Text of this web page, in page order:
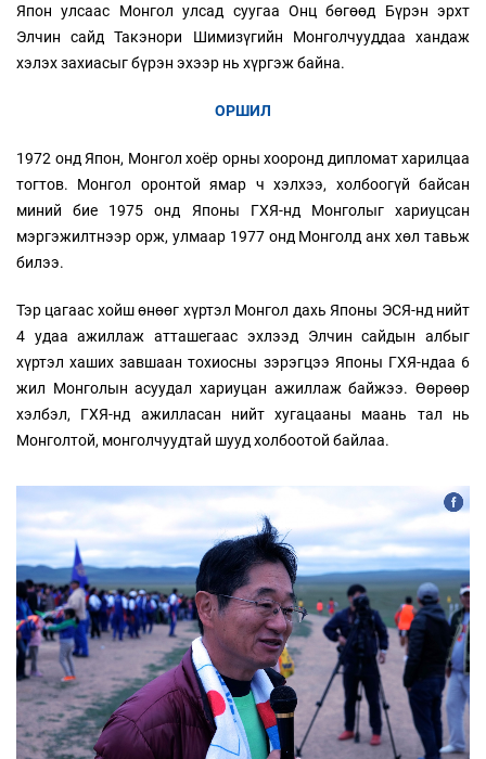
Япон улсаас Монгол улсад суугаа Онц бөгөөд Бүрэн эрхт
Элчин сайд Такэнори Шимизүгийн Монголчууддаа хандаж
хэлэх захиасыг бүрэн эхээр нь хүргэж байна.
ОРШИЛ
1972 онд Япон, Монгол хоёр орны хооронд дипломат харилцаа
тогтов. Монгол оронтой ямар ч хэлхээ, холбоогүй байсан
миний бие 1975 онд Японы ГХЯ-нд Монголыг хариуцсан
мэргэжилтнээр орж, улмаар 1977 онд Монголд анх хөл тавьж
билээ.
Тэр цагаас хойш өнөөг хүртэл Монгол дахь Японы ЭСЯ-нд нийт
4 удаа ажиллаж атташегаас эхлээд Элчин сайдын албыг
хүртэл хаших завшаан тохиосны зэрэгцээ Японы ГХЯ-ндаа 6
жил Монголын асуудал хариуцан ажиллаж байжээ. Өөрөөр
хэлбэл, ГХЯ-нд ажилласан нийт хугацааны маань тал нь
Монголтой, монголчуудтай шууд холбоотой байлаа.